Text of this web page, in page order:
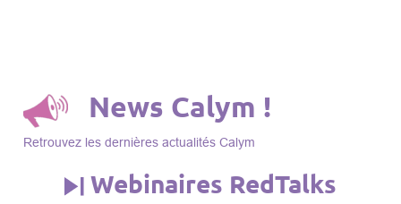
News Calym !
Retrouvez les dernières actualités Calym
Webinaires RedTalks